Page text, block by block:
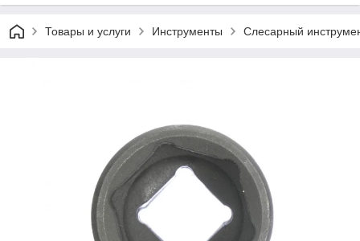
Товары и услуги Инструменты Слесарный